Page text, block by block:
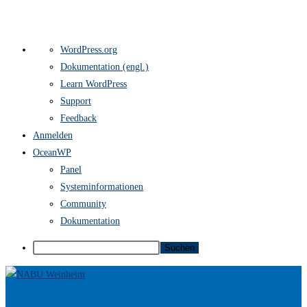
Über
WordPress
WordPress.org
Dokumentation (engl.)
Learn WordPress
Support
Feedback
Anmelden
OceanWP
Panel
Systeminformationen
Community
Dokumentation
Suchen
Zum